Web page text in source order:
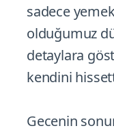
sadece
olduğumuz
detaylara
kendini
Gecenin